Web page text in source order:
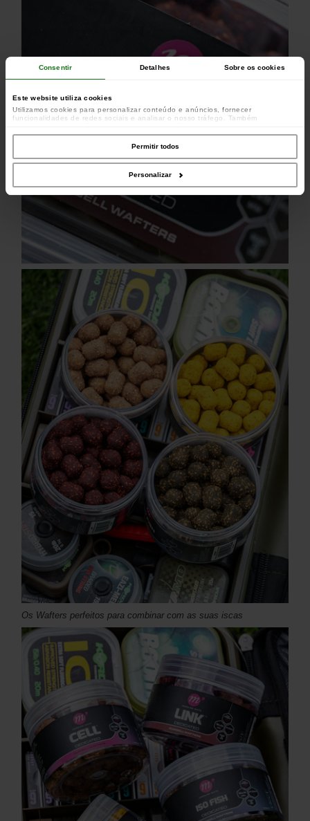
Consentir Detalhes Sobre os cookies
Este website utiliza cookies
Utilizamos cookies para personalizar conteúdo e anúncios, fornecer
funcionalidades de redes sociais e analisar o nosso tráfego. Também
parceiros de redes sociais, de publicidade e de análise, que as podem combinar
com outras informações que lhes forneceu ou recolhidas por estes a partir da
sua utilização dos respetivos serviços.
Permitir todos
Personalizar
Os Wafters perfeitos para combinar com as suas iscas